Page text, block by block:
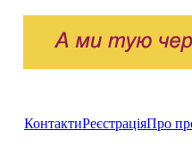
КонтактиРеєстраціяПро